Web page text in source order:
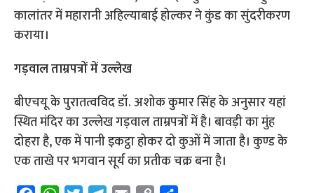
कालांतर में महारानी अहिल्याबाई होल्कर ने कुंड का सुंदरीकरण
कराया।
गड़वाल ताम्रपत्रों में उल्लेख
बीएचयू के पुरातत्वविद डॉ. अशोक कुमार सिंह के अनुसार यहां
स्थित मंदिर का उल्लेख गड़वाल ताम्रपत्रों में है। बावड़ी का मुंह
दोहरा है, एक में पानी इकट्ठा होकर दो कुओं में जाता है। कुण्ड के
एक ताखे पर भगवान सूर्य का प्रतीक चक्र बना है।